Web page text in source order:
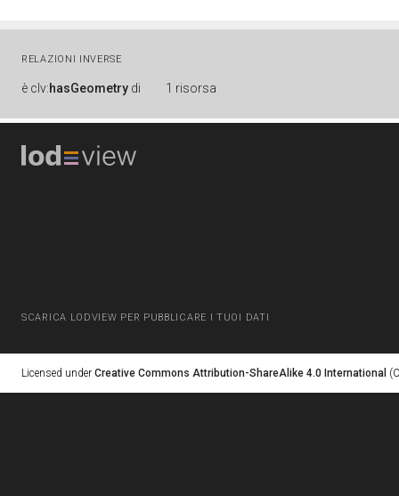
RELAZIONI INVERSE
è clv:hasGeometry di 1 risorsa
SCARICA LODVIEW PER PUBBLICARE I TUOI DATI
Licensed under Creative Commons Attribution-ShareAlike 4.0 International